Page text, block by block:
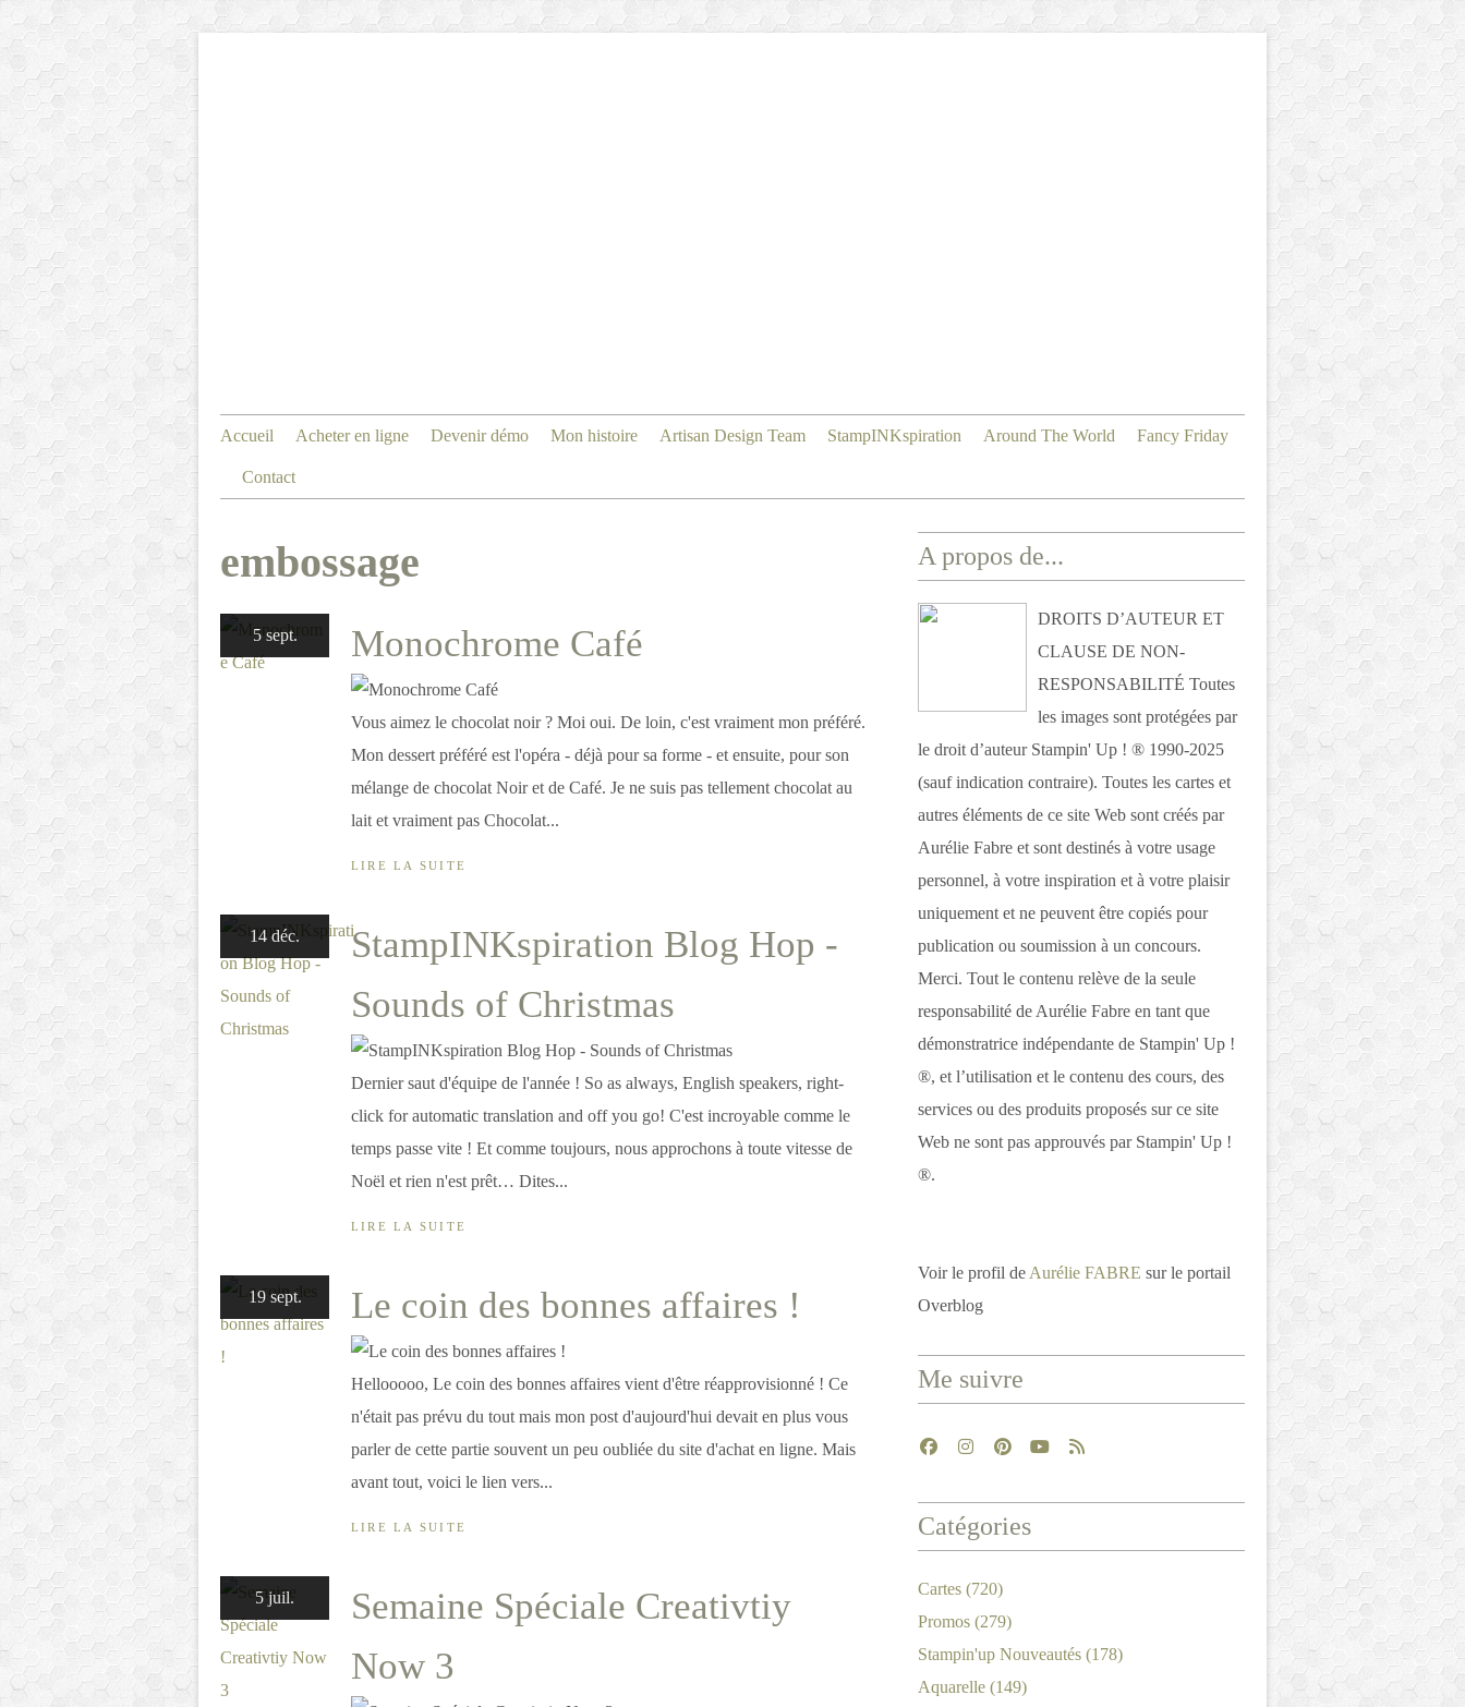
Accueil Acheter en ligne Devenir démo Mon histoire Artisan Design Team StampINKspiration Around The World Fancy Friday
Contact
embossage
5 sept. Monochrome Café
Vous aimez le chocolat noir ? Moi oui. De loin, c'est vraiment mon préféré.
Mon dessert préféré est l'opéra - déjà pour sa forme - et ensuite, pour son
mélange de chocolat Noir et de Café. Je ne suis pas tellement chocolat au
lait et vraiment pas Chocolat...
LIRE LA SUITE
14 déc.
StampINKspiration Blog Hop -
Sounds of Christmas
Dernier saut d'équipe de l'année ! So as always, English speakers, right-
click for automatic translation and off you go! C'est incroyable comme le
temps passe vite ! Et comme toujours, nous approchons à toute vitesse de
Noël et rien n'est prêt… Dites...
LIRE LA SUITE
19 sept. Le coin des bonnes affaires !
Hellooooo, Le coin des bonnes affaires vient d'être réapprovisionné ! Ce
n'était pas prévu du tout mais mon post d'aujourd'hui devait en plus vous
parler de cette partie souvent un peu oubliée du site d'achat en ligne. Mais
avant tout, voici le lien vers...
LIRE LA SUITE
5 juil.
Semaine Spéciale Creativtiy
Now 3
A propos de...
DROITS D’AUTEUR ET
CLAUSE DE NON-
RESPONSABILITÉ Toutes
les images sont protégées par
le droit d’auteur Stampin' Up ! ® 1990-2025
(sauf indication contraire). Toutes les cartes et
autres éléments de ce site Web sont créés par
Aurélie Fabre et sont destinés à votre usage
personnel, à votre inspiration et à votre plaisir
uniquement et ne peuvent être copiés pour
publication ou soumission à un concours.
Merci. Tout le contenu relève de la seule
responsabilité de Aurélie Fabre en tant que
démonstratrice indépendante de Stampin' Up !
®, et l’utilisation et le contenu des cours, des
services ou des produits proposés sur ce site
Web ne sont pas approuvés par Stampin' Up !
®.
Voir le profil de Aurélie FABRE sur le portail
Overblog
Me suivre
Catégories
Cartes (720)
Promos (279)
Stampin'up Nouveautés (178)
Aquarelle (149)